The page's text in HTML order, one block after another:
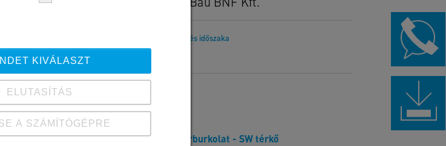
Kivitelezés időszaka
Térburkolat - SW térkő
KIVÁLASZT
ELUTASÍTÁS
A SZÁMÍTÓGÉPRE